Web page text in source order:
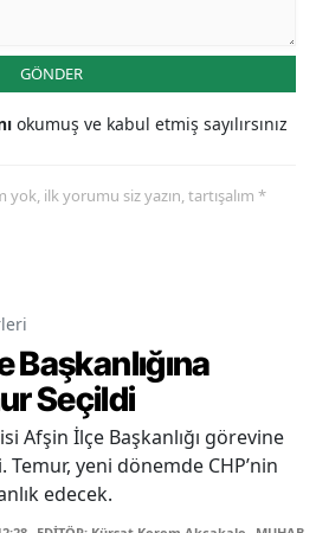
GÖNDER
okumuş ve kabul etmiş sayılırsınız
ilk yorumu siz yazın, tartışalım *
Başkanlığına
Seçildi
Afşin İlçe Başkanlığı görevine
yeni dönemde CHP’nin
edecek.